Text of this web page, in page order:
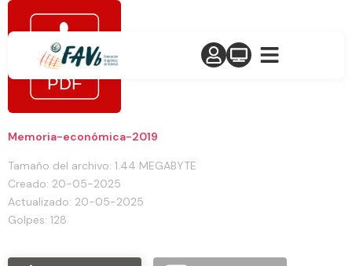
Memoria-económica-2019
Tamaño del archivo: 1.44 MEGABYTE
Creado: 20-05-2025
Actualizado: 20-05-2025
Golpes: 128